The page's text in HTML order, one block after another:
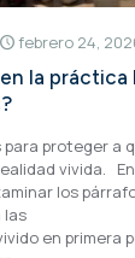
febrero 24,
la
proteger a
vivida.
los
las
en primera